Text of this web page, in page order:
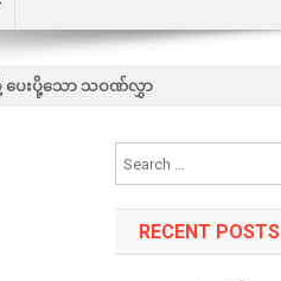
ပေးပို့သော သဝဏ်လွှာ
RECENT POSTS